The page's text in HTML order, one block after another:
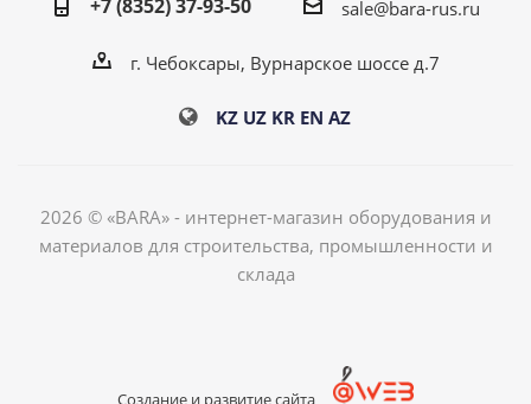
+7 (8352) 37-93-50
sale@bara-rus.ru
г. Чебоксары, Вурнарское шоссе д.7
KZ UZ KR EN AZ
2026 © «BARA» - интернет-магазин оборудования и
материалов для строительства, промышленности и
склада
Создание и развитие сайта